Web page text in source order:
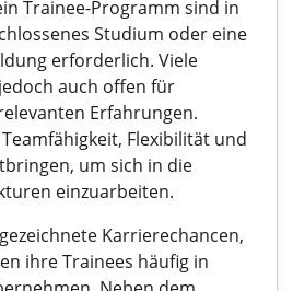
Trainee-Programm sind in
Studium oder eine
erforderlich. Viele
auch offen für
Erfahrungen.
Flexibilität und
um sich in die
einzuarbeiten.
Karrierechancen,
ihre Trainees häufig in